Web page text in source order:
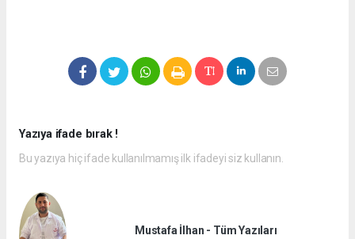
Yazıya ifade bırak !
Bu yazıya hiç ifade kullanılmamış ilk ifadeyi siz kullanın.
Mustafa İlhan - Tüm Yazıları